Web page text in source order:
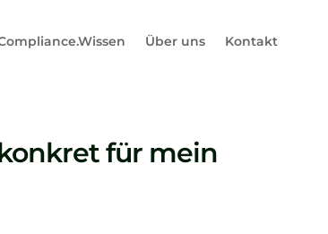
Über uns Kontakt
für mein